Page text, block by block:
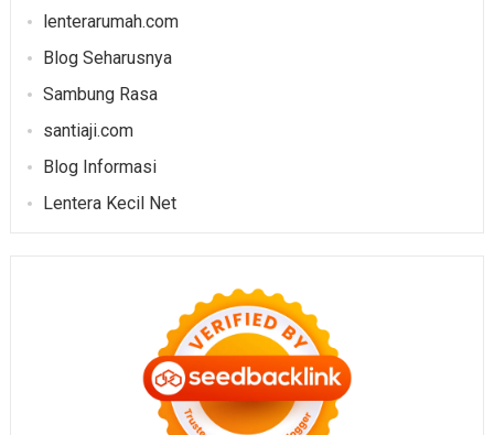
lenterarumah.com
Blog Seharusnya
Sambung Rasa
santiaji.com
Blog Informasi
Lentera Kecil Net